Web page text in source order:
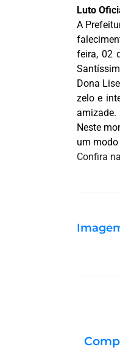
Luto
A
feira, 02
Dona
zelo e
amizade.
Neste
um
Confira